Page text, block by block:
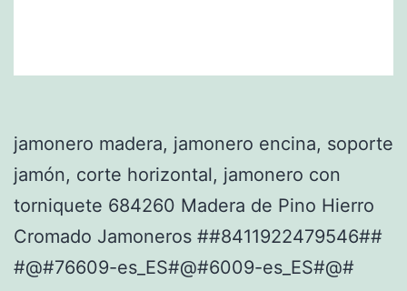
jamonero madera, jamonero encina, soporte
jamón, corte horizontal, jamonero con
torniquete 684260 Madera de Pino Hierro
Cromado Jamoneros ##8411922479546##
#@#76609-es_ES#@#6009-es_ES#@#